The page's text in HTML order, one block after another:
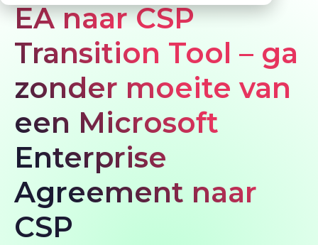
EA naar CSP
Transition Tool – ga
zonder moeite van
een Microsoft
Enterprise
Agreement naar
CSP